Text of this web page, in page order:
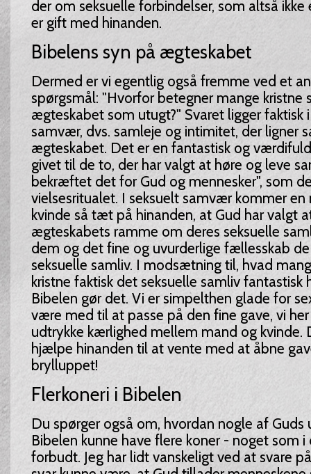
der om seksuelle forbindelser, som altså
er gift med hinanden.
Bibelens syn på ægteskabet
Dermed er vi egentlig også fremme ved et
spørgsmål: "Hvorfor betegner mange kristne
ægteskabet som utugt?" Svaret ligger faktisk
samvær, dvs. samleje og intimitet, der ligner
ægteskabet. Det er en fantastisk og
givet til de to, der har valgt at høre og leve
bekræftet det for Gud og mennesker", som
vielsesritualet. I seksuelt samvær kommer en
kvinde så tæt på hinanden, at Gud har valgt
ægteskabets ramme om deres seksuelle
dem og det fine og uvurderlige fællesskab
seksuelle samliv. I modsætning til, hvad
kristne faktisk det seksuelle samliv fantastisk
Bibelen gør det. Vi er simpelthen glade for
være med til at passe på den fine gave, vi
udtrykke kærlighed mellem mand og kvinde.
hjælpe hinanden til at vente med at åbne
brylluppet!
Flerkoneri i Bibelen
Du spørger også om, hvordan nogle af
Bibelen kunne have flere koner - noget som i
forbudt. Jeg har lidt vanskeligt ved at svare